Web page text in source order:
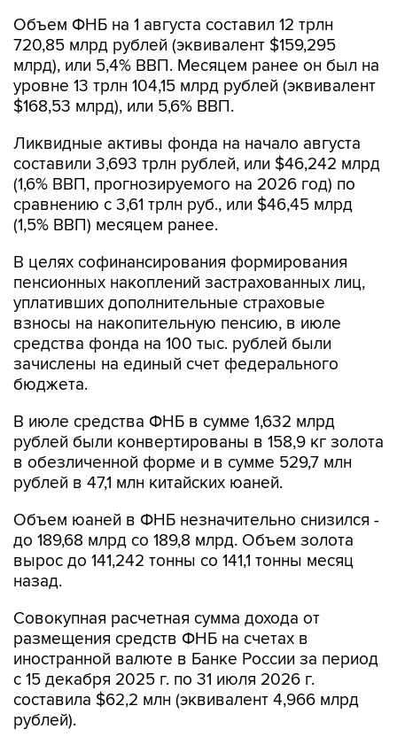
Объем ФНБ на 1 августа составил 12 трлн
720,85 млрд рублей (эквивалент $159,295
млрд), или 5,4% ВВП. Месяцем ранее он был на
уровне 13 трлн 104,15 млрд рублей (эквивалент
$168,53 млрд), или 5,6% ВВП.
Ликвидные активы фонда на начало августа
составили 3,693 трлн рублей, или $46,242 млрд
(1,6% ВВП, прогнозируемого на 2026 год) по
сравнению с 3,61 трлн руб., или $46,45 млрд
(1,5% ВВП) месяцем ранее.
В целях софинансирования формирования
пенсионных накоплений застрахованных лиц,
уплативших дополнительные страховые
взносы на накопительную пенсию, в июле
средства фонда на 100 тыс. рублей были
зачислены на единый счет федерального
бюджета.
В июле средства ФНБ в сумме 1,632 млрд
рублей были конвертированы в 158,9 кг золота
в обезличенной форме и в сумме 529,7 млн
рублей в 47,1 млн китайских юаней.
Объем юаней в ФНБ незначительно снизился -
до 189,68 млрд со 189,8 млрд. Объем золота
вырос до 141,242 тонны со 141,1 тонны месяц
назад.
Совокупная расчетная сумма дохода от
размещения средств ФНБ на счетах в
иностранной валюте в Банке России за период
с 15 декабря 2025 г. по 31 июля 2026 г.
составила $62,2 млн (эквивалент 4,966 млрд
рублей).